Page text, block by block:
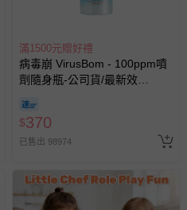
滿1500元贈好禮
病毒崩 VirusBom - 100ppm噴
劑隨身瓶-公司貨/最新效
$370
已售出 98974